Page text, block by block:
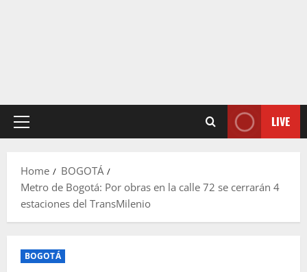
Primary
LIVE
Home
BOGOTÁ
Metro de Bogotá: Por obras en la calle 72 se cerrarán 4
estaciones del TransMilenio
BOGOTÁ